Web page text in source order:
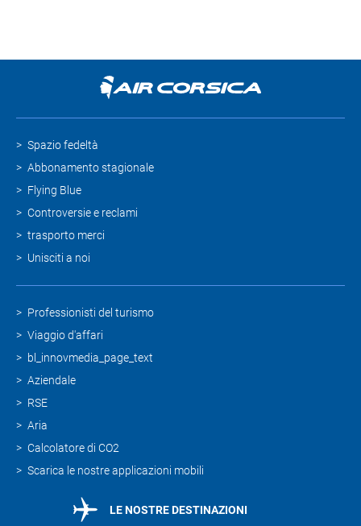
Spazio fedeltà
Abbonamento stagionale
Flying Blue
Controversie e reclami
trasporto merci
Unisciti a noi
Professionisti del turismo
Viaggio d'affari
bl_innovmedia_page_text
Aziendale
RSE
Aria
Calcolatore di CO2
Scarica le nostre applicazioni mobili
LE NOSTRE DESTINAZIONI